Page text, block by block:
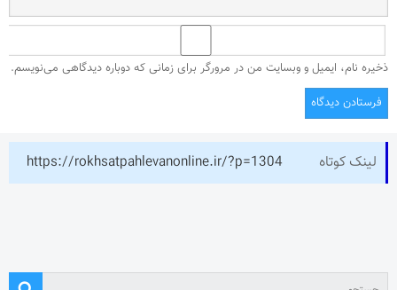
ذخیره نام، ایمیل و وبسایت من در مرورگر برای زمانی که دوباره دیدگاهی می‌نویسم.
لینک کوتاه https://rokhsatpahlevanonline.ir/?p=1304